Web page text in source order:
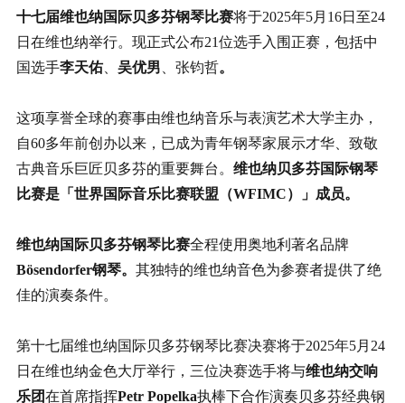
十七届维也纳国际贝多芬钢琴比赛将于2025年5月16日至24
日在维也纳举行。现正式公布21位选手入围正赛，包括中
国选手李天佑、 吴优男 、张钧哲。
这项享誉全球的赛事由维也纳音乐与表演艺术大学主办，
自60多年前创办以来，已成为青年钢琴家展示才华、致敬
古典音乐巨匠贝多芬的重要舞台。 维也纳贝多芬国际钢琴
比赛是「世界国际音乐比赛联盟（WFIMC）」成员。
维也纳国际贝多芬钢琴比赛全程使用奥地利著名品牌
Bösendorfer钢琴。 其独特的维也纳音色为参赛者提供了绝
佳的演奏条件。
第十七届维也纳国际贝多芬钢琴比赛决赛将于2025年5月24
日在维也纳金色大厅举行，三位决赛选手将与维也纳交响
乐团在首席指挥Petr Popelka执棒下合作演奏贝多芬经典钢